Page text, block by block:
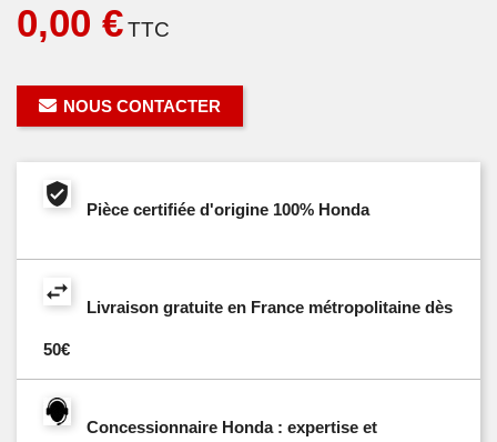
0,00 €TTC
NOUS CONTACTER
Pièce certifiée d'origine 100% Honda
Livraison gratuite en France métropolitaine dès
50€
Concessionnaire Honda : expertise et